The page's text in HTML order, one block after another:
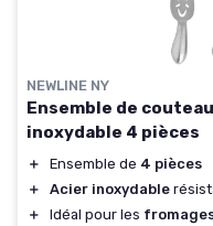
NEWLINE NY
Ensemble de
inoxydable 4 pièces
＋ Ensemble de 4 pièces
＋
Acier inoxydable
＋
Idéal pour les